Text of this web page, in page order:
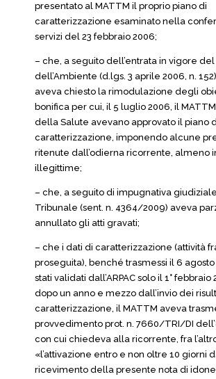
presentato al MATTM il proprio piano di
caratterizzazione esaminato nella
servizi del 23 febbraio 2006;
– che, a seguito dell’entrata in vigore
dell’Ambiente (d.lgs. 3 aprile 2006, n. 152),
aveva chiesto la rimodulazione degli
bonifica per cui, il 5 luglio 2006, il
della Salute avevano approvato il piano
caratterizzazione, imponendo alcune
ritenute dall’odierna ricorrente, almeno
illegittime;
– che, a seguito di impugnativa
Tribunale (sent. n. 4364/2009) aveva
annullato gli atti gravati;
– che i dati di caratterizzazione (attività
proseguita), benché trasmessi il 6
stati validati dall’ARPAC solo il 1° febbraio
dopo un anno e mezzo dall’invio dei
caratterizzazione, il MATTM aveva
provvedimento prot. n. 7660/TRI/DI
con cui chiedeva alla ricorrente, fra
«l’attivazione entro e non oltre 10 giorni
ricevimento della presente nota di